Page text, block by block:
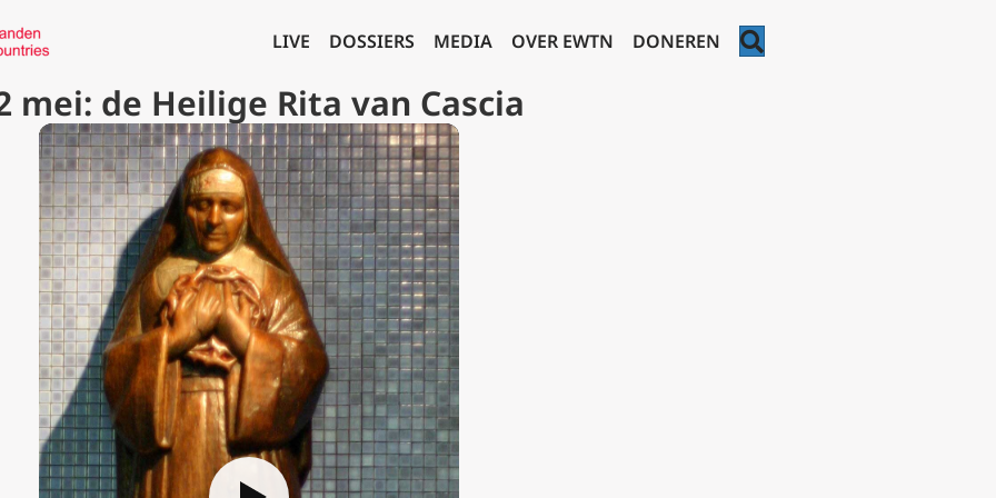
LIVE DOSSIERS MEDIA OVER EWTN DONEREN
mei: de Heilige Rita van Cascia